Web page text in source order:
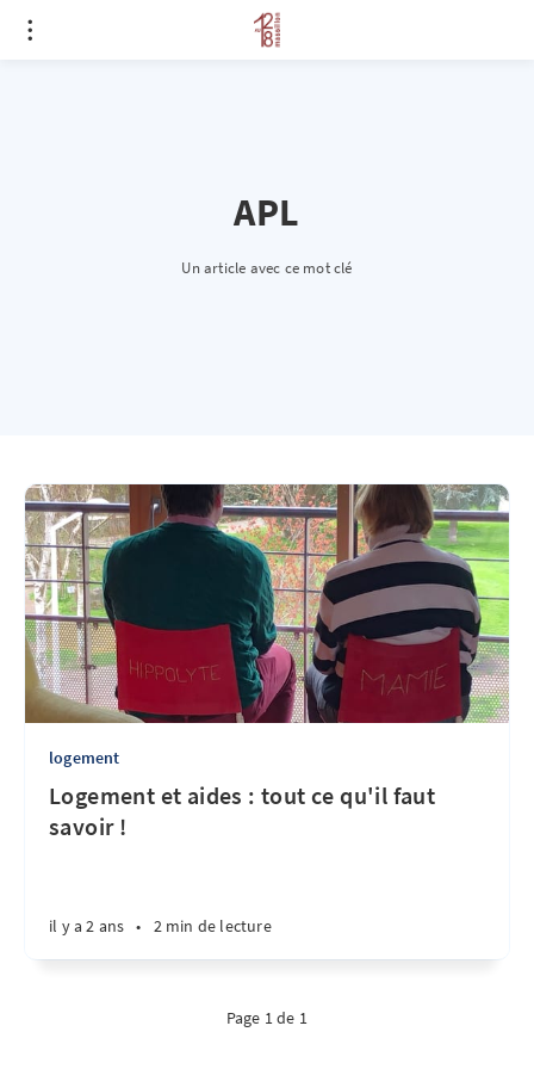
APL
Un article avec ce mot clé
logement
Logement et aides : tout ce qu'il faut
savoir !
il y a 2 ans • 2 min de lecture
Page 1 de 1